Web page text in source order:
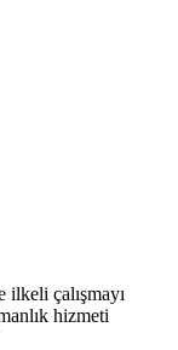
çalışmayı
hizmeti